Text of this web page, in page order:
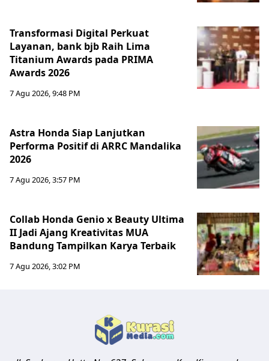
Transformasi Digital Perkuat
Layanan, bank bjb Raih Lima
Titanium Awards pada PRIMA
Awards 2026
7 Agu 2026, 9:48 PM
Astra Honda Siap Lanjutkan
Performa Positif di ARRC Mandalika
2026
7 Agu 2026, 3:57 PM
Collab Honda Genio x Beauty Ultima
II Jadi Ajang Kreativitas MUA
Bandung Tampilkan Karya Terbaik
7 Agu 2026, 3:02 PM